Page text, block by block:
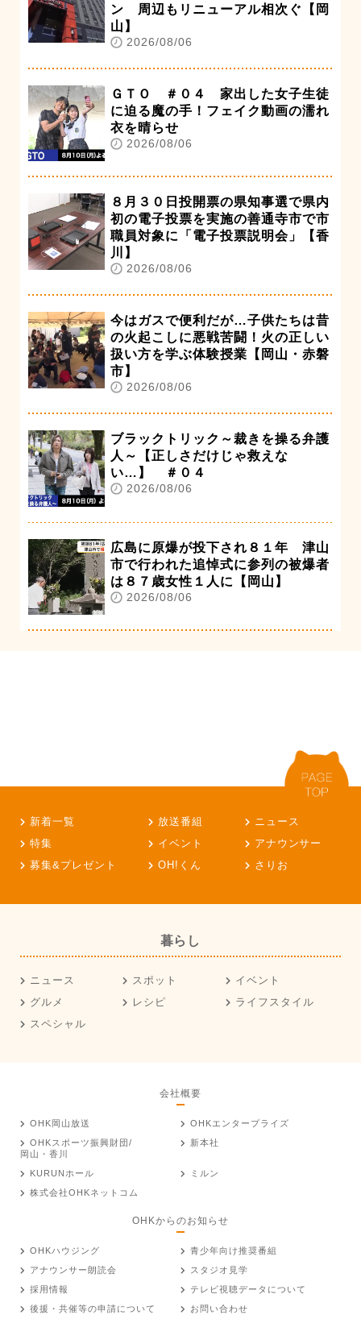
ン 周辺もリニューアル相次ぐ【岡
山】
2026/08/06
ＧＴＯ ＃０４ 家出した女子生徒
に迫る魔の手！フェイク動画の濡れ
衣を晴らせ
2026/08/06
８月３０日投開票の県知事選で県内
初の電子投票を実施の善通寺市で市
職員対象に「電子投票説明会」【香
川】
2026/08/06
今はガスで便利だが…子供たちは昔
の火起こしに悪戦苦闘！火の正しい
扱い方を学ぶ体験授業【岡山・赤磐
市】
2026/08/06
ブラックトリック～裁きを操る弁護
人～【正しさだけじゃ救えな
い…】 ＃０４
2026/08/06
広島に原爆が投下され８１年 津山
市で行われた追悼式に参列の被爆者
は８７歳女性１人に【岡山】
2026/08/06
新着一覧 放送番組
ニュース
特集
イベント
アナウンサー
募集&プレゼント
OH!くん さりお
暮らし
ニュース スポット
イベント
グルメ
レシピ
ライフスタイル
スペシャル
会社概要
OHK岡山放送
OHKエンタープライズ
OHKスポーツ振興財団/
岡山・香川
新本社
KURUNホール
ミルン
株式会社OHKネットコム
OHKからのお知らせ
OHKハウジング
青少年向け推奨番組
アナウンサー朗読会
スタジオ見学
採用情報
テレビ視聴データについて
後援・共催等の申請について
お問い合わせ